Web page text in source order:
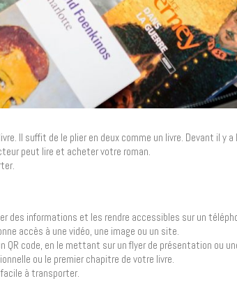
Il suffit de le plier en deux comme un livre. Devant il y
peut lire et acheter votre roman.
des informations et les rendre accessibles sur un
accès à une vidéo, une image ou un site.
QR code, en le mettant sur un flyer de présentation ou
ou le premier chapitre de votre livre.
à transporter.